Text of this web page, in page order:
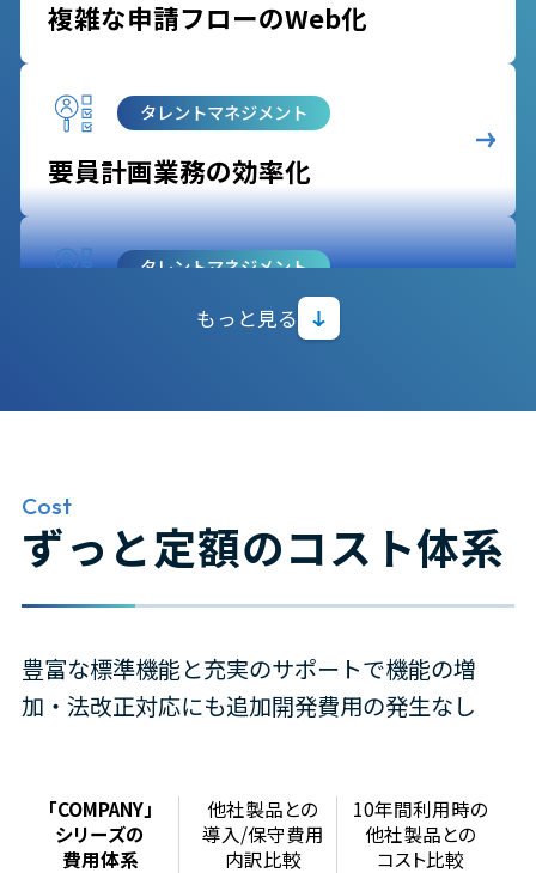
複雑な申請フローのWeb化
タレントマネジメント
要員計画業務の効率化
タレントマネジメント
生成AIによるキャリア提案
給与計算
勤怠管理
ID管理
もっと見る
Cost
ずっと定額のコスト体系
豊富な標準機能と充実のサポートで機能の増
加・法改正対応にも追加開発費用の発生なし
「COMPANY」
シリーズの
費用体系
他社製品との
導入/保守費用
内訳比較
10年間利用時の
他社製品との
コスト比較